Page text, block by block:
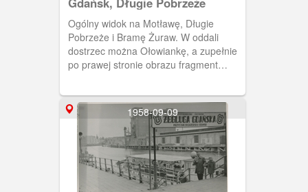
Ogólny widok na Motławę, Długie
Pobrzeże i Bramę Żuraw. W oddali
dostrzec można Ołowiankę, a zupełnie
po prawej stronie obrazu fragment
1958-09-09